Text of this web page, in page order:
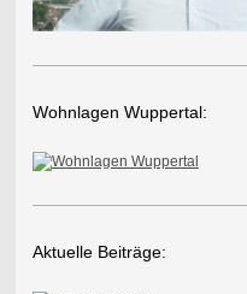
Wohnlagen Wuppertal:
Aktuelle Beiträge: